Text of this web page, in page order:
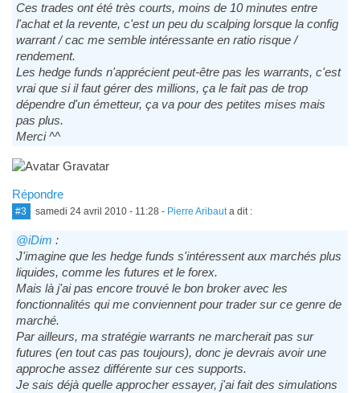
Ces trades ont été très courts, moins de 10 minutes entre
l'achat et la revente, c'est un peu du scalping lorsque la config
warrant / cac me semble intéressante en ratio risque /
rendement.
Les hedge funds n'apprécient peut-être pas les warrants, c'est
vrai que si il faut gérer des millions, ça le fait pas de trop
dépendre d'un émetteur, ça va pour des petites mises mais
pas plus.
Merci ^^
Répondre
#3 samedi 24 avril 2010 - 11:28 - Pierre Aribauta dit :
@iDim :
J'imagine que les hedge funds s'intéressent aux marchés plus
liquides, comme les futures et le forex.
Mais là j'ai pas encore trouvé le bon broker avec les
fonctionnalités qui me conviennent pour trader sur ce genre de
marché.
Par ailleurs, ma stratégie warrants ne marcherait pas sur
futures (en tout cas pas toujours), donc je devrais avoir une
approche assez différente sur ces supports.
Je sais déjà quelle approcher essayer, j'ai fait des simulations